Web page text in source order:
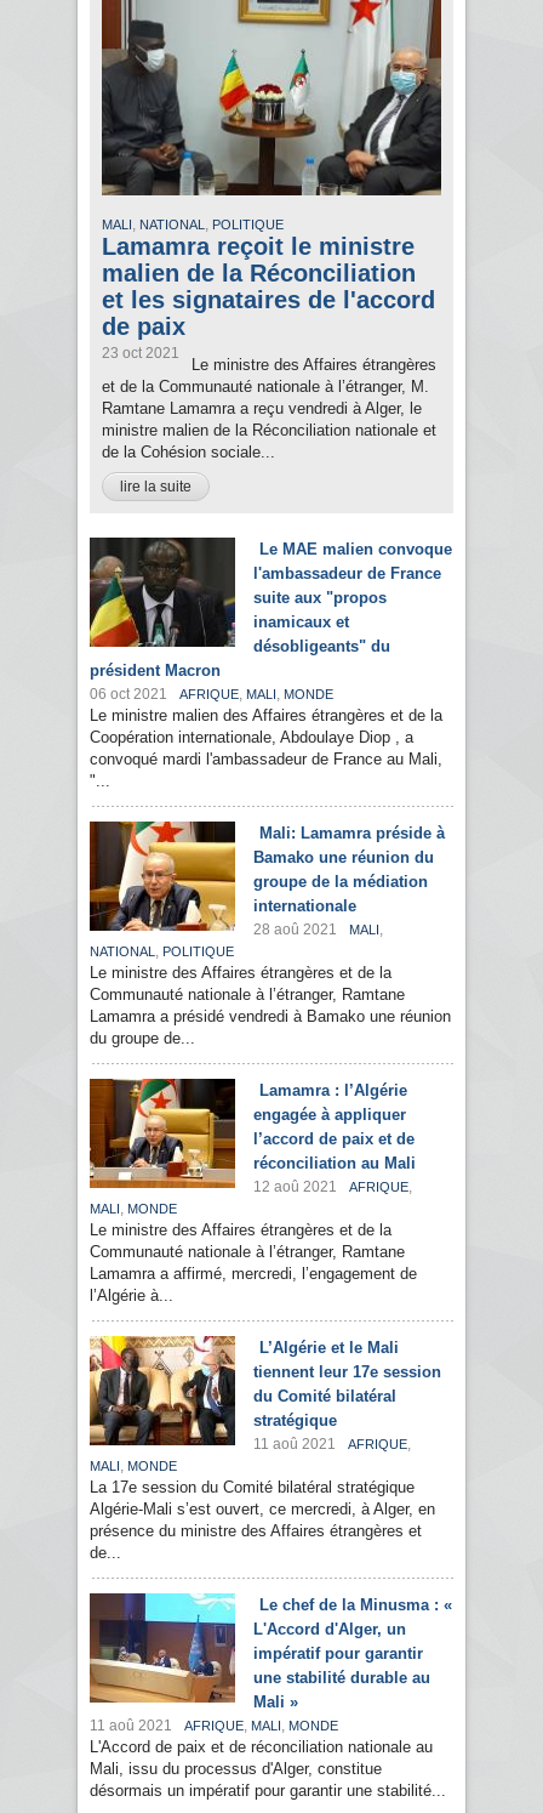
MALI , NATIONAL , POLITIQUE
Lamamra reçoit le ministre
malien de la Réconciliation
et les signataires de l'accord
de paix
23 oct 2021
Le ministre des Affaires étrangères
et de la Communauté nationale à l’étranger, M.
Ramtane Lamamra a reçu vendredi à Alger, le
ministre malien de la Réconciliation nationale et
de la Cohésion sociale...
lire la suite
Le MAE malien convoque
l'ambassadeur de France
suite aux "propos
inamicaux et
désobligeants" du
président Macron
06 oct 2021 AFRIQUE, MALI , MONDE
Le ministre malien des Affaires étrangères et de la
Coopération internationale, Abdoulaye Diop , a
convoqué mardi l'ambassadeur de France au Mali,
"...
Mali: Lamamra préside à
Bamako une réunion du
groupe de la médiation
internationale
28 aoû 2021 MALI ,
NATIONAL , POLITIQUE
Le ministre des Affaires étrangères et de la
Communauté nationale à l’étranger, Ramtane
Lamamra a présidé vendredi à Bamako une réunion
du groupe de...
Lamamra : l’Algérie
engagée à appliquer
l’accord de paix et de
réconciliation au Mali
12 aoû 2021 AFRIQUE,
MALI , MONDE
Le ministre des Affaires étrangères et de la
Communauté nationale à l’étranger, Ramtane
Lamamra a affirmé, mercredi, l’engagement de
l’Algérie à...
L’Algérie et le Mali
tiennent leur 17e session
du Comité bilatéral
stratégique
11 aoû 2021 AFRIQUE,
MALI , MONDE
La 17e session du Comité bilatéral stratégique
Algérie-Mali s’est ouvert, ce mercredi, à Alger, en
présence du ministre des Affaires étrangères et
de...
Le chef de la Minusma : «
L'Accord d'Alger, un
impératif pour garantir
une stabilité durable au
Mali »
11 aoû 2021 AFRIQUE, MALI , MONDE
L'Accord de paix et de réconciliation nationale au
Mali, issu du processus d'Alger, constitue
désormais un impératif pour garantir une stabilité...